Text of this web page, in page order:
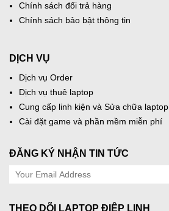
Chính sách đổi trả hàng
Chính sách bảo bật thông tin
DỊCH VỤ
Dịch vụ Order
Dịch vụ thuê laptop
Cung cấp linh kiện và Sửa chữa laptop
Cài đặt game và phần mềm miễn phí
ĐĂNG KÝ NHẬN TIN TỨC
THEO DÕI LAPTOP ĐIỆP LINH